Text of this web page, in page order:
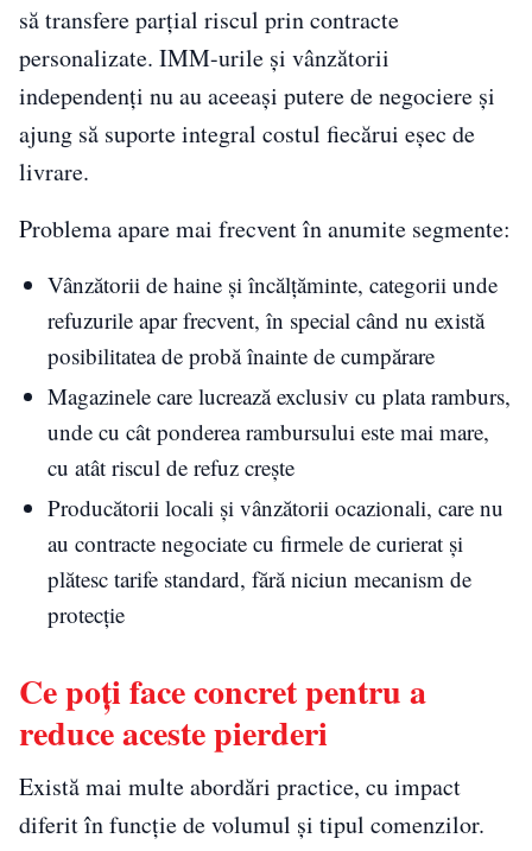
să transfere parțial riscul prin contracte
personalizate. IMM-urile și vânzătorii
independenți nu au aceeași putere de negociere și
ajung să suporte integral costul fiecărui eșec de
livrare.
Problema apare mai frecvent în anumite segmente:
Vânzătorii de haine și încălțăminte, categorii unde
refuzurile apar frecvent, în special când nu există
posibilitatea de probă înainte de cumpărare
Magazinele care lucrează exclusiv cu plata ramburs,
unde cu cât ponderea rambursului este mai mare,
cu atât riscul de refuz crește
Producătorii locali și vânzătorii ocazionali, care nu
au contracte negociate cu firmele de curierat și
plătesc tarife standard, fără niciun mecanism de
protecție
Ce poți face concret pentru a
reduce aceste pierderi
Există mai multe abordări practice, cu impact
diferit în funcție de volumul și tipul comenzilor.